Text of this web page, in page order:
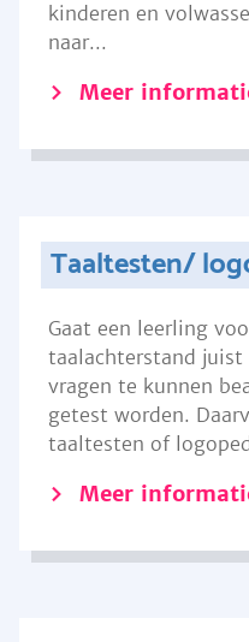
kinderen en
naar...
Meer
Taaltesten/
Gaat een leerling
taalachterstand juist
vragen te kunnen
getest worden.
taaltesten of
Meer